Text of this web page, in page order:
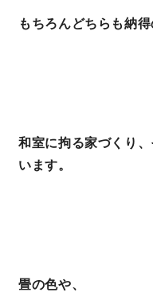
もちろんどちらも納得
和室に拘る家づくり
います。
畳の色や、